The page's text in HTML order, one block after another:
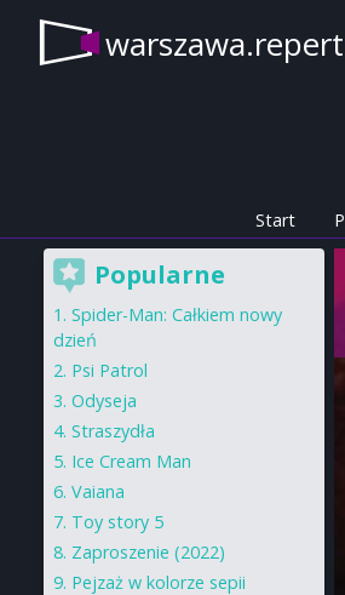
Start
Popularne
Spider-Man: Całkiem nowy
dzień
Psi Patrol
Odyseja
Straszydła
Ice Cream Man
Vaiana
Toy story 5
Zaproszenie (2022)
Pejzaż w kolorze sepii